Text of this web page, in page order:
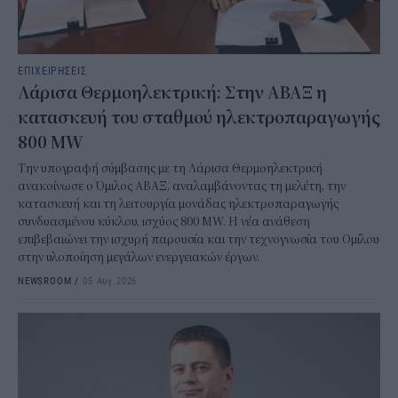
ΕΠΙΧΕΙΡΗΣΕΙΣ
Λάρισα Θερμοηλεκτρική: Στην ΑΒΑΞ η
κατασκευή του σταθμού ηλεκτροπαραγωγής
800 MW
Την υπογραφή σύμβασης με τη Λάρισα Θερμοηλεκτρική
ανακοίνωσε ο Όμιλος ΑΒΑΞ, αναλαμβάνοντας τη μελέτη, την
κατασκευή και τη λειτουργία μονάδας ηλεκτροπαραγωγής
συνδυασμένου κύκλου, ισχύος 800 MW. Η νέα ανάθεση
επιβεβαιώνει την ισχυρή παρουσία και την τεχνογνωσία του Ομίλου
στην υλοποίηση μεγάλων ενεργειακών έργων.
NEWSROOM / 05 Αυγ 2026